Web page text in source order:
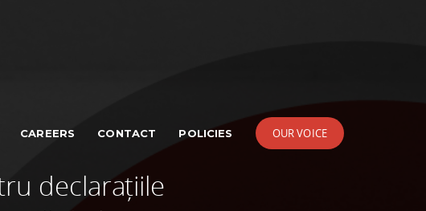
CAREERS CONTACT POLICIES OUR VOICE
declarațiile